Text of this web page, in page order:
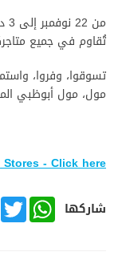
تُقاوم في جميع
تسوقوا، وفروا،
مول، مول أبوظبي
- Click here
شاركها